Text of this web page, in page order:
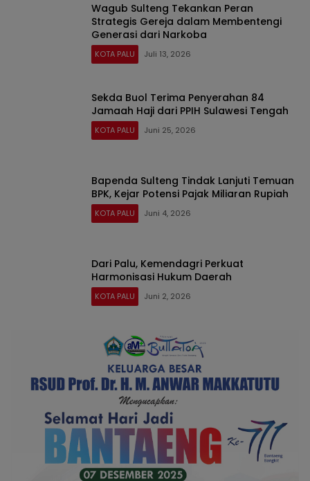
Wagub Sulteng Tekankan Peran
Strategis Gereja dalam Membentengi
Generasi dari Narkoba
KOTA PALU Juli 13, 2026
Sekda Buol Terima Penyerahan 84
Jamaah Haji dari PPIH Sulawesi Tengah
KOTA PALU Juni 25, 2026
Bapenda Sulteng Tindak Lanjuti Temuan
BPK, Kejar Potensi Pajak Miliaran Rupiah
KOTA PALU Juni 4, 2026
Dari Palu, Kemendagri Perkuat
Harmonisasi Hukum Daerah
KOTA PALU Juni 2, 2026